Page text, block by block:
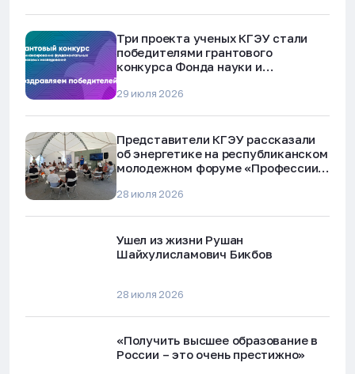
Три проекта ученых КГЭУ стали
победителями грантового
конкурса Фонда науки и
29 июля 2026
Представители КГЭУ рассказали
об энергетике на республиканском
молодежном форуме «Профессии
28 июля 2026
Ушел из жизни Рушан
Шайхулисламович Бикбов
28 июля 2026
«Получить высшее образование в
России – это очень престижно»